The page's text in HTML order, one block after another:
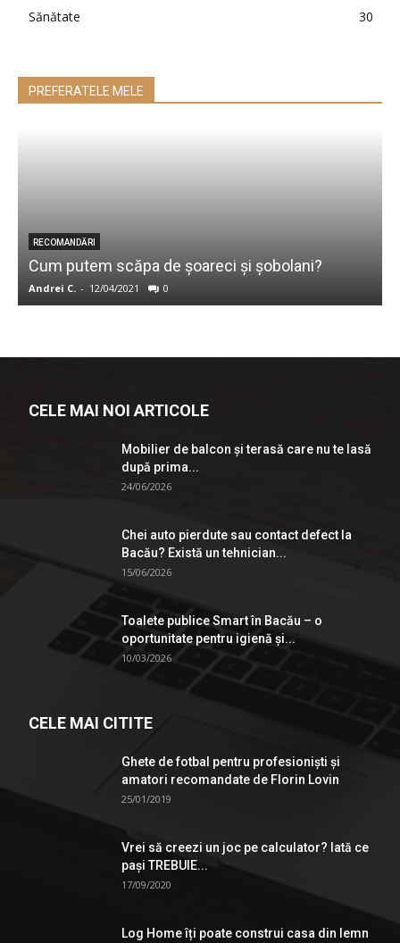
Sănătate
30
PREFERATELE MELE
RECOMANDĂRI
Cum putem scăpa de șoareci și șobolani?
Andrei C. - 12/04/2021 0
CELE MAI NOI ARTICOLE
Mobilier de balcon și terasă care nu te lasă
după prima...
24/06/2026
Chei auto pierdute sau contact defect la
Bacău? Există un tehnician...
15/06/2026
Toalete publice Smart în Bacău – o
oportunitate pentru igienă şi...
10/03/2026
CELE MAI CITITE
Ghete de fotbal pentru profesionişti şi
amatori recomandate de Florin Lovin
25/01/2019
Vrei să creezi un joc pe calculator? Iată ce
pași TREBUIE...
17/09/2020
Log Home îți poate construi casa din lemn